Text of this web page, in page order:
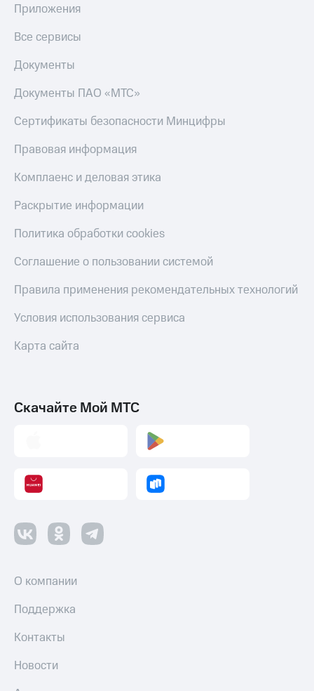
Приложения
Все сервисы
Документы
Документы ПАО «МТС»
Сертификаты безопасности Минцифры
Правовая информация
Комплаенс и деловая этика
Раскрытие информации
Политика обработки cookies
Соглашение о пользовании системой
Правила применения рекомендательных технологий
Условия использования сервиса
Карта сайта
Скачайте Мой МТС
О компании
Поддержка
Контакты
Новости